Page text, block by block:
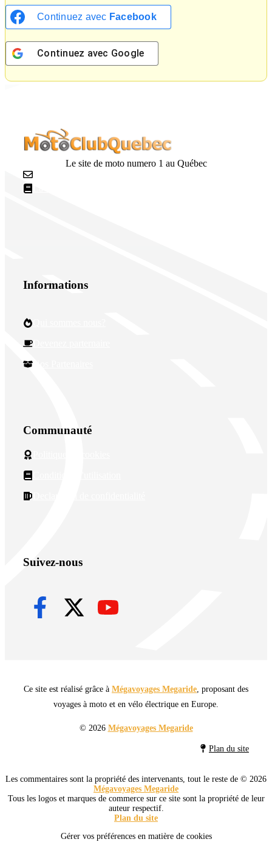
Continuez avec Facebook
Continuez avec Google
Le site de moto numero 1 au Québec
Informations
Communauté
Suivez-nous
Ce site est réalisé grâce à Mégavoyages Megaride , proposant des
voyages à moto et en vélo électrique en Europe.
© 2026 Mégavoyages Megaride
Plan du site
Les commentaires sont la propriété des intervenants, tout le reste de © 2026
Mégavoyages Megaride
Tous les logos et marques de commerce sur ce site sont la propriété de leur
auteur respectif.
Plan du site
Gérer vos préférences en matière de cookies